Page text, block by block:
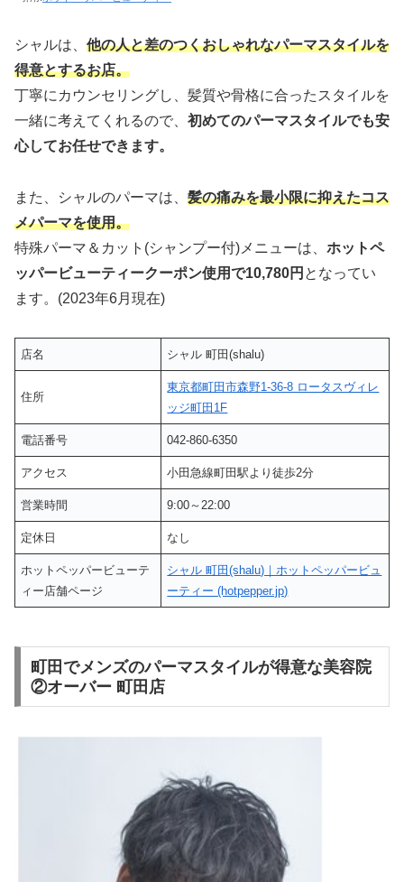
シャルは、 他の人と差のつくおしゃれなパーマスタイルを
得意とするお店。
丁寧にカウンセリングし、髪質や骨格に合ったスタイルを
一緒に考えてくれるので、 初めてのパーマスタイルでも安
心してお任せできます。
また、シャルのパーマは、 髪の痛みを最小限に抑えたコス
メパーマを使用。
特殊パーマ＆カット(シャンプー付)メニューは、 ホットペ
ッパービューティークーポン使用で10,780円 となってい
ます。(2023年6月現在)
店名 シャル 町田(shalu)
住所
東京都町田市森野1-36-8 ロータスヴィレ
ッジ町田1F
電話番号 042-860-6350
アクセス 小田急線町田駅より徒歩2分
営業時間 9:00～22:00
定休日 なし
ホットペッパービューテ
ィー店舗ページ
シャル 町田(shalu)｜ホットペッパービュ
ーティー (hotpepper.jp)
町田でメンズのパーマスタイルが得意な美容院
②オーバー 町田店